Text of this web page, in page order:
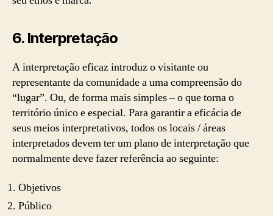
6. Interpretação
A interpretação eficaz introduz o visitante ou
representante da comunidade a uma compreensão do
“lugar”. Ou, de forma mais simples – o que torna o
território único e especial. Para garantir a eficácia de
seus meios interpretativos, todos os locais / áreas
interpretados devem ter um plano de interpretação que
normalmente deve fazer referência ao seguinte:
Objetivos
Público